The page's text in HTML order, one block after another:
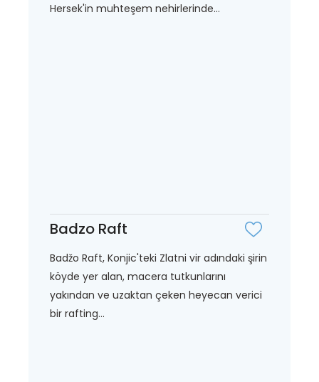
Hersek'in muhteşem nehirlerinde...
Badzo Raft
Badžo Raft, Konjic'teki Zlatni vir adındaki şirin
köyde yer alan, macera tutkunlarını
yakından ve uzaktan çeken heyecan verici
bir rafting...